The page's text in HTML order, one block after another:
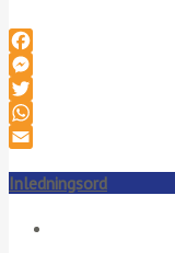
Facebook
Messenger
Twitter
WhatsApp
Inledningsord